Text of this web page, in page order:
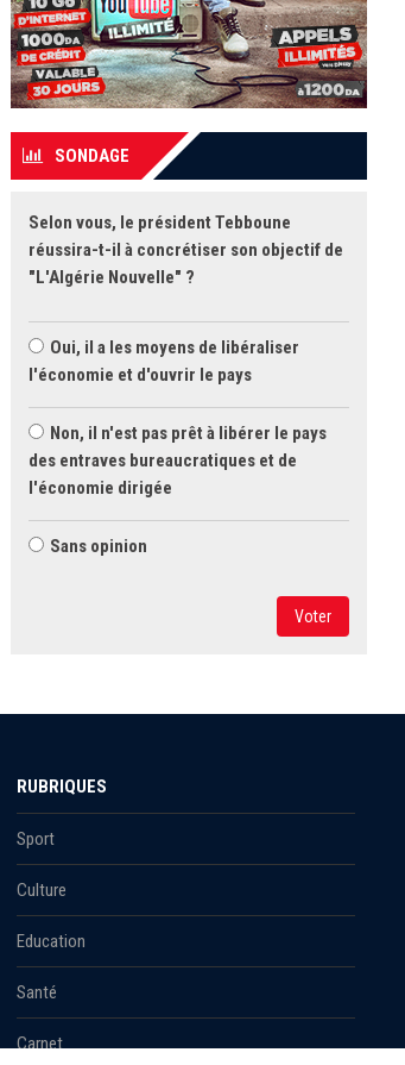
SONDAGE
Selon vous, le président Tebboune
réussira-t-il à concrétiser son objectif de
"L'Algérie Nouvelle" ?
Oui, il a les moyens de libéraliser
l'économie et d'ouvrir le pays
Non, il n'est pas prêt à libérer le pays
des entraves bureaucratiques et de
l'économie dirigée
Sans opinion
Voter
RUBRIQUES
Sport
Culture
Education
Santé
Carnet